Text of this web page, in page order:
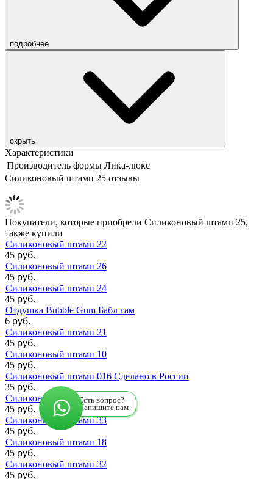
подробнее
скрыть
Характеристики
Производитель формы Лика-люкс
Силиконовый штамп 25 отзывы
Покупатели, которые приобрели Силиконовый штамп 25,
также купили
Силиконовый штамп 22
45 руб.
Силиконовый штамп 26
45 руб.
Силиконовый штамп 24
45 руб.
Отдушка Bubble Gum Бабл гам
6 руб.
Силиконовый штамп 21
45 руб.
Силиконовый штамп 10
45 руб.
Силиконовый штамп 016 Сделано в России
35 руб.
Силиконовый штамп 07
45 руб.
Силиконовый штамп 33
45 руб.
Силиконовый штамп 18
45 руб.
Силиконовый штамп 32
45 руб.
Есть вопрос?
Напишите нам